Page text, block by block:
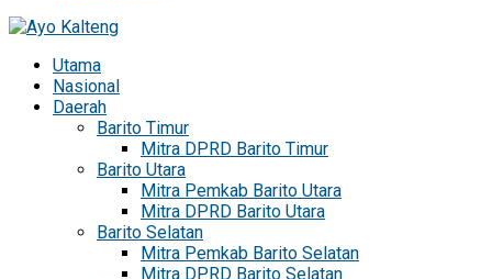
Utama
Nasional
Daerah
Barito Timur
Mitra DPRD Barito Timur
Barito Utara
Mitra Pemkab Barito Utara
Mitra DPRD Barito Utara
Barito Selatan
Mitra Pemkab Barito Selatan
Mitra DPRD Barito Selatan